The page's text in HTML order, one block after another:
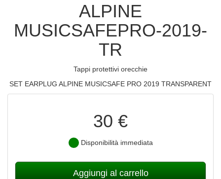
ALPINE
MUSICSAFEPRO-2019-
TR
Tappi protettivi orecchie
SET EARPLUG ALPINE MUSICSAFE PRO 2019 TRANSPARENT
30 €
Disponibilità immediata
Aggiungi al carrello